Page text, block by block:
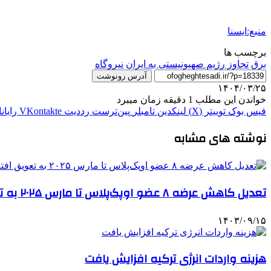
منبع:ایسنا
برچسب ها
برق تجاوز رژیم صهیونیستی به ایران نيروگاه
آدرس رونوشت
۱۴۰۴/۰۳/۲۵
خواندن این مطلب 1 دقیقه زمان میبرد
فیس بوک توییتر (X) لینکدین ‫تامبلر ‫پین‌ترست ‫رددیت ‫VKontakte
نوشته های مشابه
تعدیل کاهش عرضه ۸ عضو اوپک‌پلاس تا مارس ۲۰۲۵ به تعویق افتاد
۱۴۰۳/۰۹/۱۵
هزینه واردات انرژی ترکیه افزایش یافت